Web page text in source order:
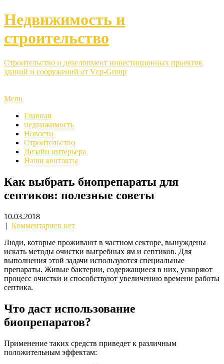
Недвижимость и
строительство
Строительство и девелопмент инвестиционных проектов
зданий и сооружений от Vcp-Group
Menu
Главная
недвижимость
Новости
Строительство
Дизайн интерьера
Наши контакты
Как выбрать биопрепараты для
септиков: полезные советы
10.03.2018
| Комментариев нет
Люди, которые проживают в частном секторе, вынуждены
искать методы очистки выгребных ям и септиков. Для
выполнения этой задачи используются специальные
препараты. Живые бактерии, содержащиеся в них, ускоряют
процесс очистки и способствуют увеличению времени работы
септика.
Что даст использование
биопрепаратов?
Применение таких средств приведет к различным
положительным эффектам: